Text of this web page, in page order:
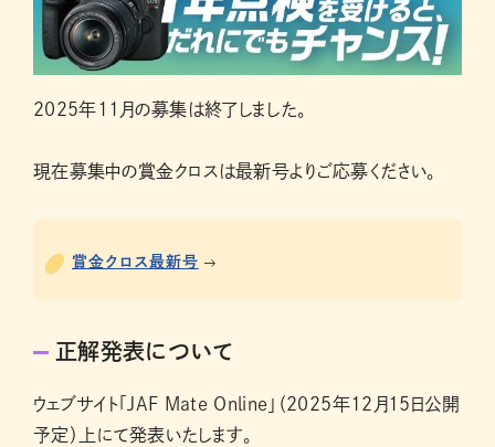
2025年11月の募集は終了しました。
現在募集中の賞金クロスは最新号よりご応募ください。
賞金クロス最新号
正解発表について
ウェブサイト「JAF Mate Online」（2025年12月15日公開
予定）上にて発表いたします。